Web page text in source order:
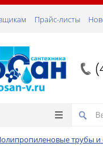
Прайс-листы
трубы и